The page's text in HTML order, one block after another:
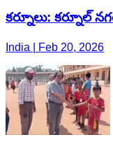
కర్నూలు: కర్నూల్
India | Feb 20, 2026